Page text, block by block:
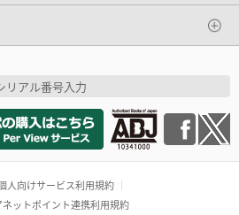
リアル番号入力
人向けサービス利用規約
ネットポイント連携利用規約